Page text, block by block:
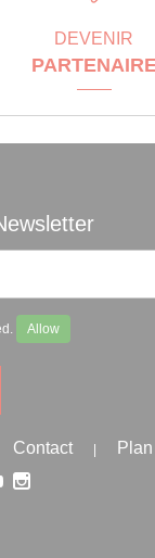
DEVENIR
Allow
Contact |